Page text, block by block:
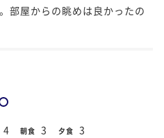
部屋からの眺めは良かったの
4 朝食 3 夕食 3